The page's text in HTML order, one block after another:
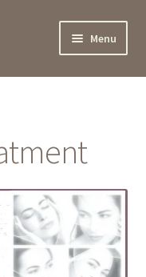
Menu